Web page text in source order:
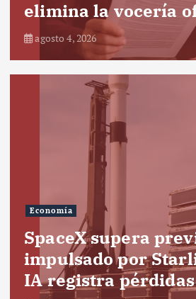
elimina la vocería
agosto 4, 2026
Economía
SpaceX supera
impulsado por
IA registra pérdidas